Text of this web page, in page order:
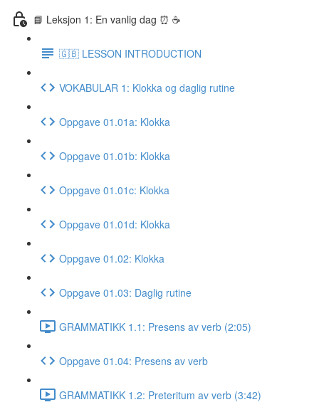
📘 Leksjon 1: En vanlig dag ⏰ ☕️
🇬🇧 LESSON INTRODUCTION
VOKABULAR 1: Klokka og daglig rutine
Oppgave 01.01a: Klokka
Oppgave 01.01b: Klokka
Oppgave 01.01c: Klokka
Oppgave 01.01d: Klokka
Oppgave 01.02: Klokka
Oppgave 01.03: Daglig rutine
GRAMMATIKK 1.1: Presens av verb (2:05)
Oppgave 01.04: Presens av verb
GRAMMATIKK 1.2: Preteritum av verb (3:42)